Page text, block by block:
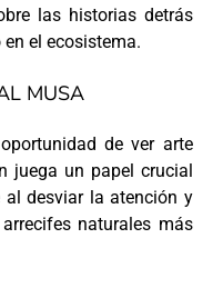
las historias detrás
el ecosistema.
MUSA
de ver arte
juega un papel crucial
al desviar la atención y
naturales más